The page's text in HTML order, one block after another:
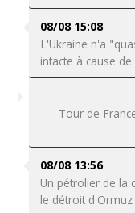
08/08 15:08
L'Ukraine n'a
intacte à cause
Tour de
08/08 13:56
Un pétrolier de la
le détroit